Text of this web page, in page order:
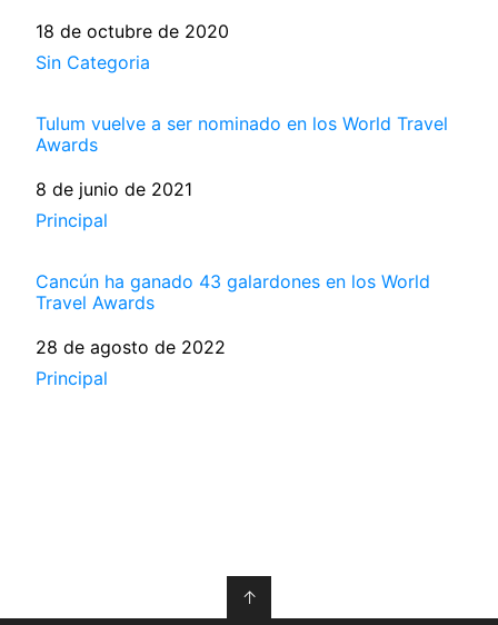
Fecha
18 de octubre de 2020
Respecto a
Sin Categoria
Tulum vuelve a ser nominado en los World Travel
Awards
Fecha
8 de junio de 2021
Respecto a
Principal
Cancún ha ganado 43 galardones en los World
Travel Awards
Fecha
28 de agosto de 2022
Respecto a
Principal
↑